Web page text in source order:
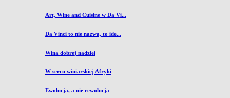
Art, Wine and Cuisine w Da Vi...
Da Vinci to nie nazwa, to ide...
Wina dobrej nadziei
W sercu winiarskiej Afryki
Ewolucja, a nie rewolucja